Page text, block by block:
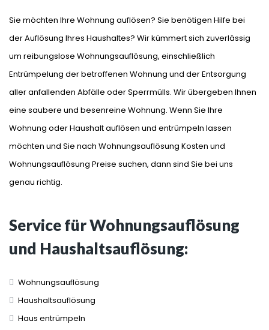
Sie möchten Ihre Wohnung auflösen? Sie benötigen Hilfe bei
der Auflösung Ihres Haushaltes? Wir kümmert sich zuverlässig
um reibungslose Wohnungsauflösung, einschließlich
Entrümpelung der betroffenen Wohnung und der Entsorgung
aller anfallenden Abfälle oder Sperrmülls. Wir übergeben Ihnen
eine saubere und besenreine Wohnung. Wenn Sie Ihre
Wohnung oder Haushalt auflösen und entrümpeln lassen
möchten und Sie nach Wohnungsauflösung Kosten und
Wohnungsauflösung Preise suchen, dann sind Sie bei uns
genau richtig.
Service für Wohnungsauflösung
und Haushaltsauflösung:
Wohnungsauflösung
Haushaltsauflösung
Haus entrümpeln